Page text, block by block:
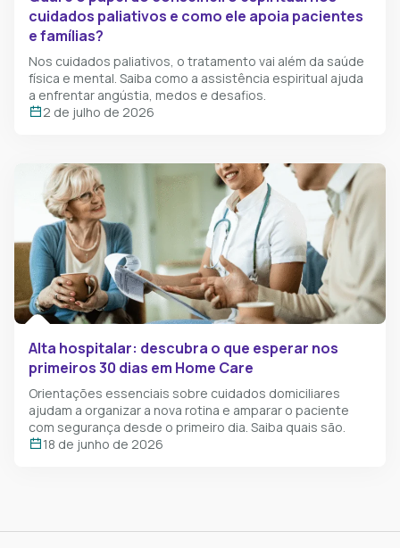
cuidados paliativos e como ele apoia pacientes
e famílias?
Nos cuidados paliativos, o tratamento vai além da saúde
física e mental. Saiba como a assistência espiritual ajuda
a enfrentar angústia, medos e desafios.
2 de julho de 2026
Alta hospitalar: descubra o que esperar nos
primeiros 30 dias em Home Care
Orientações essenciais sobre cuidados domiciliares
ajudam a organizar a nova rotina e amparar o paciente
com segurança desde o primeiro dia. Saiba quais são.
18 de junho de 2026